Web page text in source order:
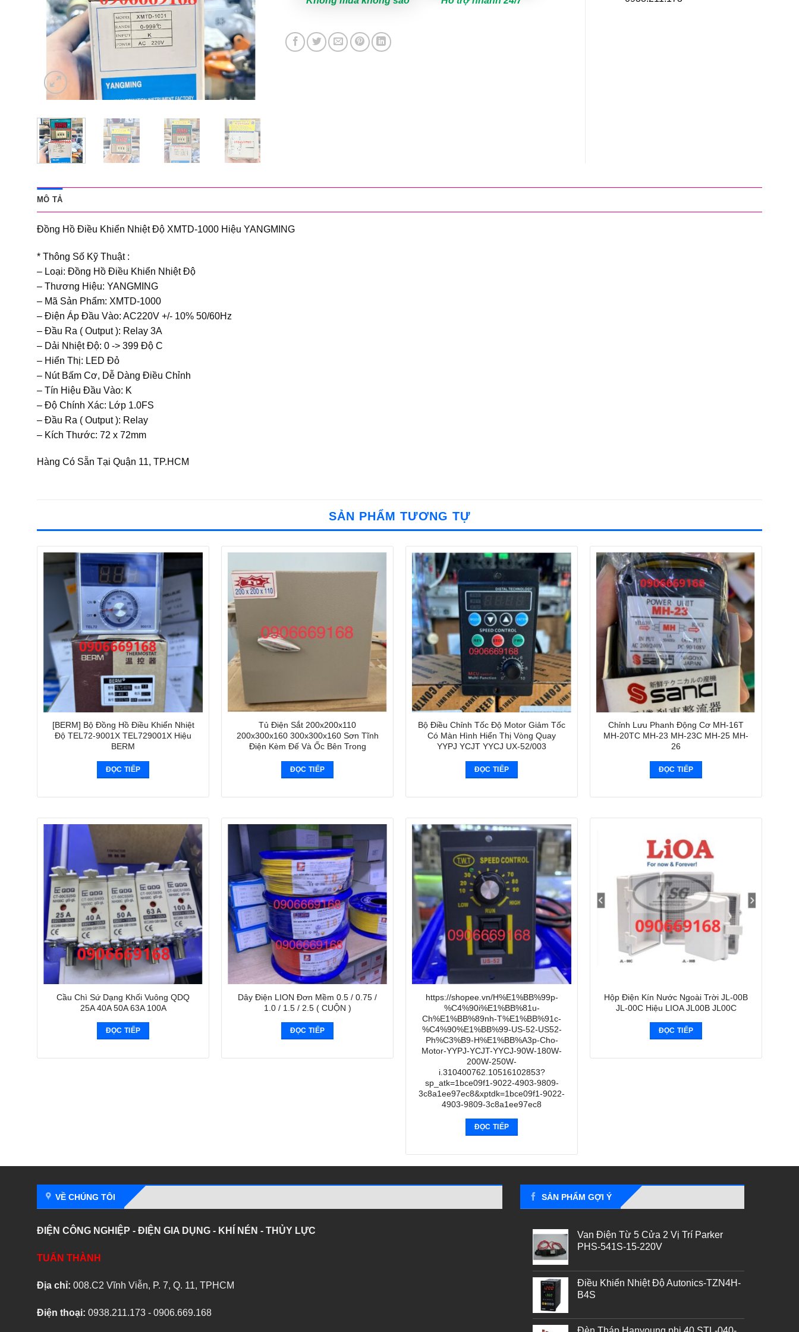
MÔ TẢ
Đồng Hồ Điều Khiển Nhiệt Độ XMTD-1000 Hiệu YANGMING
* Thông Số Kỹ Thuật :
– Loại: Đồng Hồ Điều Khiển Nhiệt Độ
– Thương Hiệu: YANGMING
– Mã Sản Phẩm: XMTD-1000
– Điện Áp Đầu Vào: AC220V +/- 10% 50/60Hz
– Đầu Ra ( Output ): Relay 3A
– Dải Nhiệt Độ: 0 -> 399 Độ C
– Hiển Thị: LED Đỏ
– Nút Bấm Cơ, Dễ Dàng Điều Chỉnh
– Tín Hiệu Đầu Vào: K
– Độ Chính Xác: Lớp 1.0FS
– Đầu Ra ( Output ): Relay
– Kích Thước: 72 x 72mm
Hàng Có Sẵn Tại Quận 11, TP.HCM
SẢN PHẨM TƯƠNG TỰ
[BERM] Bộ Đồng Hồ Điều Khiển Nhiệt
Độ TEL72-9001X TEL729001X Hiệu
BERM
ĐỌC TIẾP
Tủ Điện Sắt 200x200x110
200x300x160 300x300x160 Sơn Tĩnh
Điện Kèm Đế Và Ốc Bên Trong
ĐỌC TIẾP
Bộ Điều Chỉnh Tốc Độ Motor Giảm Tốc
Có Màn Hình Hiển Thị Vòng Quay
YYPJ YCJT YYCJ UX-52/003
ĐỌC TIẾP
Chỉnh Lưu Phanh Động Cơ MH-16T
MH-20TC MH-23 MH-23C MH-25 MH-
26
ĐỌC TIẾP
Cầu Chì Sứ Dạng Khối Vuông QDQ
25A 40A 50A 63A 100A
ĐỌC TIẾP
Dây Điện LION Đơn Mềm 0.5 / 0.75 /
1.0 / 1.5 / 2.5 ( CUỘN )
ĐỌC TIẾP
https://shopee.vn/H%E1%BB%99p-
%C4%90i%E1%BB%81u-
Ch%E1%BB%89nh-T%E1%BB%91c-
%C4%90%E1%BB%99-US-52-US52-
Ph%C3%B9-H%E1%BB%A3p-Cho-
Motor-YYPJ-YCJT-YYCJ-90W-180W-
200W-250W-
i.310400762.10516102853?
sp_atk=1bce09f1-9022-4903-9809-
3c8a1ee97ec8&xptdk=1bce09f1-9022-
4903-9809-3c8a1ee97ec8
ĐỌC TIẾP
Hộp Điện Kín Nước Ngoài Trời JL-00B
JL-00C Hiệu LIOA JL00B JL00C
ĐỌC TIẾP
VỀ CHÚNG TÔI
ĐIỆN CÔNG NGHIỆP - ĐIỆN GIA DỤNG - KHÍ NÉN - THỦY LỰC
TUẤN THÀNH
Địa chỉ: 008.C2 Vĩnh Viễn, P. 7, Q. 11, TPHCM
Điện thoại: 0938.211.173 - 0906.669.168
SẢN PHẨM GỢI Ý
Van Điện Từ 5 Cửa 2 Vị Trí Parker
PHS-541S-15-220V
Điều Khiển Nhiệt Độ Autonics-TZN4H-
B4S